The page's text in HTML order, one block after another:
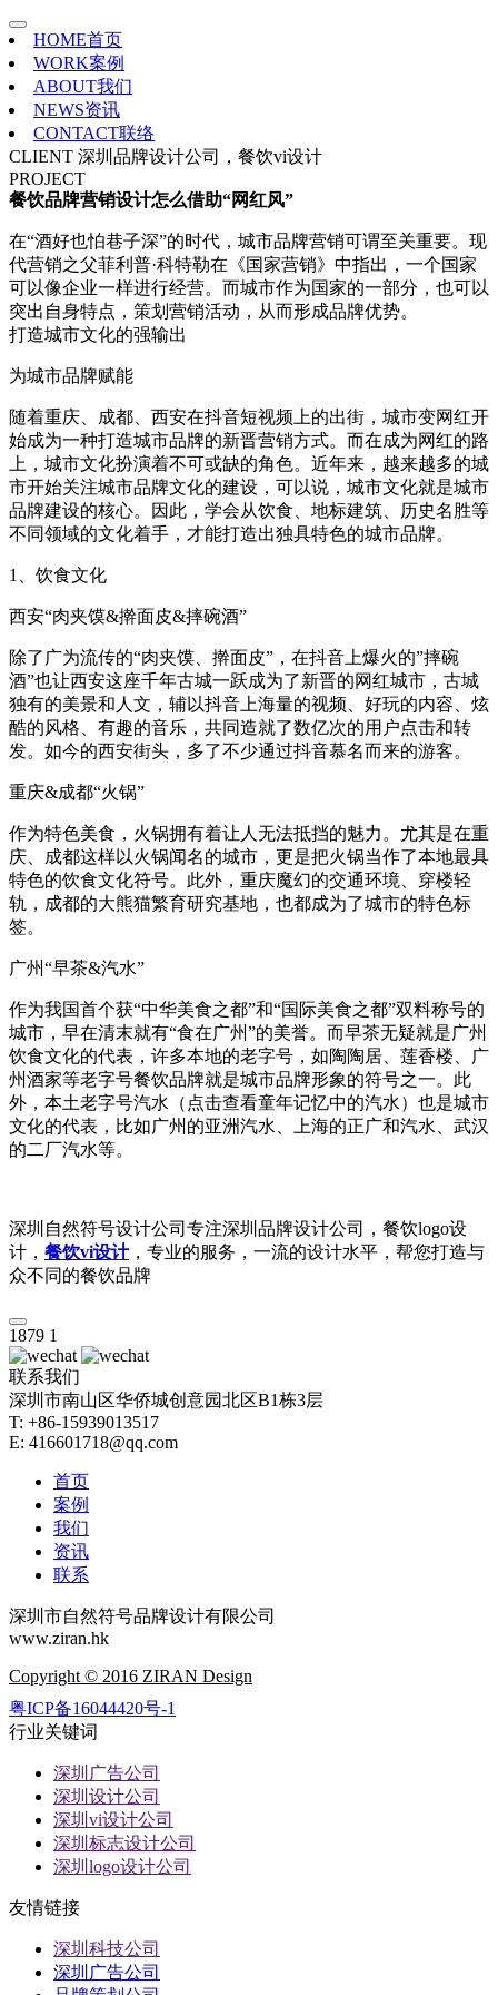
HOME首页
WORK案例
ABOUT我们
NEWS资讯
CONTACT联络
CLIENT 深圳品牌设计公司，餐饮vi设计
PROJECT
餐饮品牌营销设计怎么借助“网红风”
在“酒好也怕巷子深”的时代，城市品牌营销可谓至关重要。现
代营销之父菲利普·科特勒在《国家营销》中指出，一个国家
可以像企业一样进行经营。而城市作为国家的一部分，也可以
突出自身特点，策划营销活动，从而形成品牌优势。
打造城市文化的强输出
为城市品牌赋能
随着重庆、成都、西安在抖音短视频上的出街，城市变网红开
始成为一种打造城市品牌的新晋营销方式。而在成为网红的路
上，城市文化扮演着不可或缺的角色。近年来，越来越多的城
市开始关注城市品牌文化的建设，可以说，城市文化就是城市
品牌建设的核心。因此，学会从饮食、地标建筑、历史名胜等
不同领域的文化着手，才能打造出独具特色的城市品牌。
1、饮食文化
西安“肉夹馍&擀面皮&摔碗酒”
除了广为流传的“肉夹馍、擀面皮”，在抖音上爆火的”摔碗
酒”也让西安这座千年古城一跃成为了新晋的网红城市，古城
独有的美景和人文，辅以抖音上海量的视频、好玩的内容、炫
酷的风格、有趣的音乐，共同造就了数亿次的用户点击和转
发。如今的西安街头，多了不少通过抖音慕名而来的游客。
重庆&成都“火锅”
作为特色美食，火锅拥有着让人无法抵挡的魅力。尤其是在重
庆、成都这样以火锅闻名的城市，更是把火锅当作了本地最具
特色的饮食文化符号。此外，重庆魔幻的交通环境、穿楼轻
轨，成都的大熊猫繁育研究基地，也都成为了城市的特色标
签。
广州“早茶&汽水”
作为我国首个获“中华美食之都”和“国际美食之都”双料称号的
城市，早在清末就有“食在广州”的美誉。而早茶无疑就是广州
饮食文化的代表，许多本地的老字号，如陶陶居、莲香楼、广
州酒家等老字号餐饮品牌就是城市品牌形象的符号之一。此
外，本土老字号汽水（点击查看童年记忆中的汽水）也是城市
文化的代表，比如广州的亚洲汽水、上海的正广和汽水、武汉
的二厂汽水等。
深圳自然符号设计公司专注深圳品牌设计公司，餐饮logo设
计， 餐饮vi设计，专业的服务，一流的设计水平，帮您打造与
众不同的餐饮品牌
1879 1
联系我们
深圳市南山区华侨城创意园北区B1栋3层
T: +86-15939013517
E: 416601718@qq.com
首页
案例
我们
资讯
联系
深圳市自然符号品牌设计有限公司
www.ziran.hk
Copyright © 2016 ZIRAN Design
粤ICP备16044420号-1
行业关键词
深圳广告公司
深圳设计公司
深圳vi设计公司
深圳标志设计公司
深圳logo设计公司
友情链接
深圳科技公司
深圳广告公司